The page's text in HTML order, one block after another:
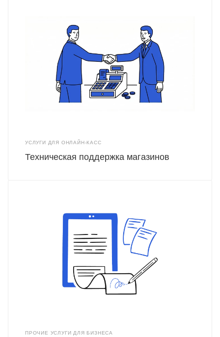
УСЛУГИ ДЛЯ ОНЛАЙН-КАСС
Техническая поддержка магазинов
ПРОЧИЕ УСЛУГИ ДЛЯ БИЗНЕСА